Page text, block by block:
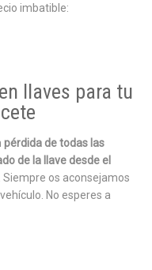
imbatible:
llaves para tu
pérdida de todas las
de la llave desde el
. Siempre os aconsejamos
No esperes a